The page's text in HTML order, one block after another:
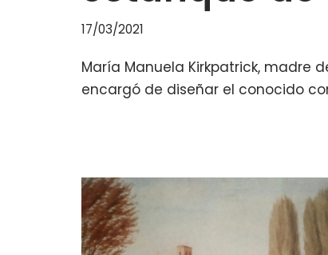
17/03/2021
María Manuela Kirkpatrick, madre
encargó de diseñar el conocido